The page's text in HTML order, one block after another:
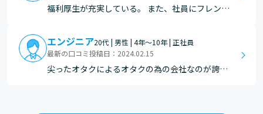
福利厚生が充実している。 また、社員にフレンド
め、いい意味でアットホームな会社。 エンジニア
としての能力と「オタク」としての能力が共に有
れば楽しく働くことができると思う。
エンジニア20代 | 男性 | 4年～10年 | 正社員
最新の口コミ投稿日：2024.02.15
尖ったオタクによるオタクの為の会社なのが誇れ